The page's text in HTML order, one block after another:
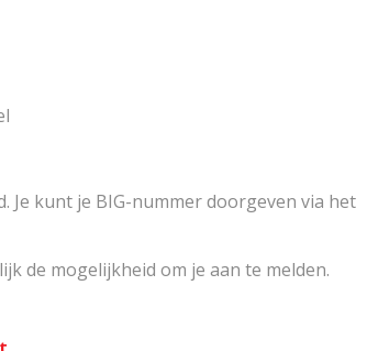
Je kunt je BIG-nummer doorgeven via het
de mogelijkheid om je aan te melden.